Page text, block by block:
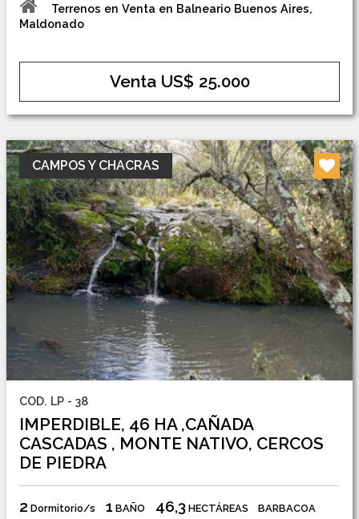
Terrenos en Venta en Balneario Buenos Aires,
Maldonado
Venta US$ 25.000
CAMPOS Y CHACRAS
COD. LP - 38
IMPERDIBLE, 46 HA ,CAÑADA
CASCADAS , MONTE NATIVO, CERCOS
DE PIEDRA
2 Dormitorio/s 1 BAÑO 46,3HECTÁREAS
BARBACOA